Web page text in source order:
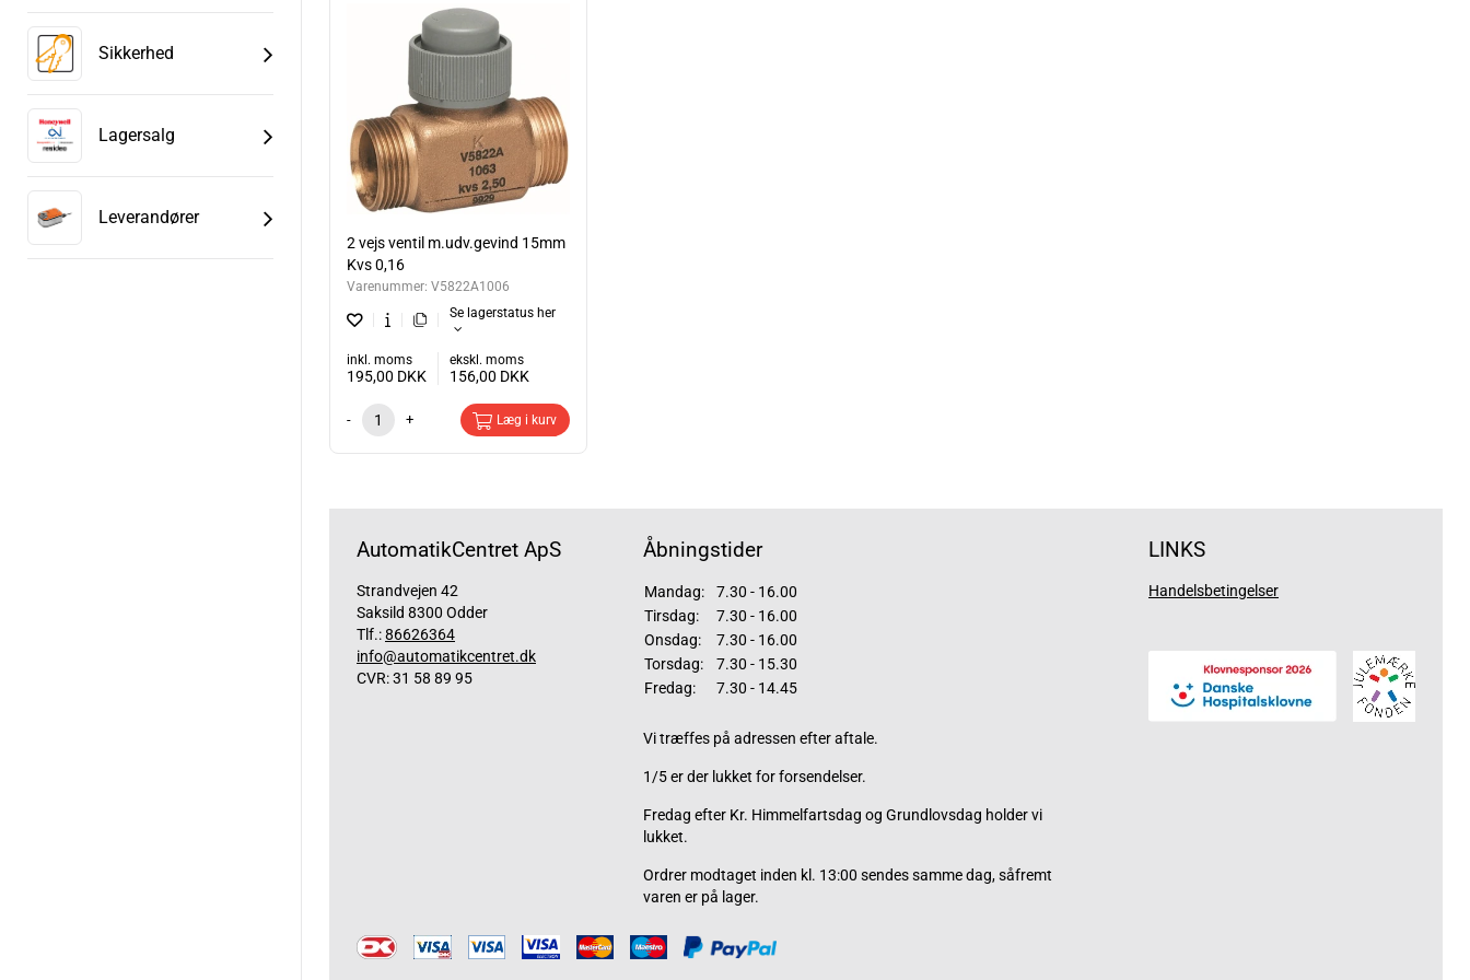
Sikkerhed
Lagersalg
Leverandører
2 vejs ventil m.udv.gevind 15mm
Kvs 0,16
Varenummer: V5822A1006
Se lagerstatus her
inkl. moms
195,00 DKK
ekskl. moms
156,00 DKK
- + Læg i kurv
AutomatikCentret ApS
Strandvejen 42
Saksild 8300 Odder
Tlf.:86626364
info@automatikcentret.dk
CVR: 31 58 89 95
Åbningstider
Mandag:
7.30 - 16.00
Tirsdag:
7.30 - 16.00
Onsdag:
7.30 - 16.00
Torsdag:
7.30 - 15.30
Fredag:
7.30 - 14.45
Vi træffes på adressen efter aftale.
1/5 er der lukket for forsendelser.
Fredag efter Kr. Himmelfartsdag og Grundlovsdag holder vi
lukket.
Ordrer modtaget inden kl. 13:00 sendes samme dag, såfremt
varen er på lager.
LINKS
Handelsbetingelser